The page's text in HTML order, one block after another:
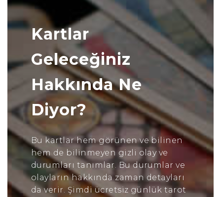
Kartlar
Geleceğiniz
Hakkında Ne
Diyor?
Bu kartlar hem görünen ve bilinen
hem de bilinmeyen gizli olay ve
durumları tanımlar. Bu durumlar ve
olayların hakkında zaman detayları
da verir. Şimdi ücretsiz günlük tarot